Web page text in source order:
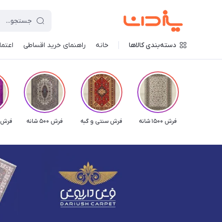
دسته‌بندی کالاها خانه راهنمای خرید اقساطی
فرش 1500 شانه فرش سنتی و گبه فرش 500 شانه فرش